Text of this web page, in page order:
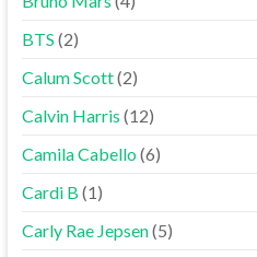
BTS (2)
Calum Scott(2)
Calvin Harris (12)
Camila Cabello(6)
Cardi B (1)
Carly Rae Jepsen(5)